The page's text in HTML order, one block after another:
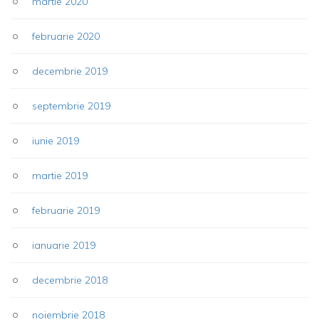
februarie 2020
decembrie 2019
septembrie 2019
iunie 2019
martie 2019
februarie 2019
ianuarie 2019
decembrie 2018
noiembrie 2018